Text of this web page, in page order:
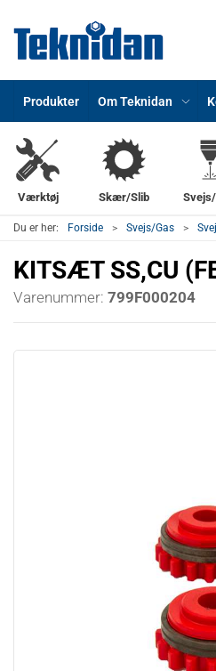
Produkter Om Teknidan
Værktøj Skær/Slib
Du er her: Forside Svejs/Gas
KITSÆT SS,CU
Varenummer: 799F000204